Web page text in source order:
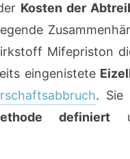
Kosten der
Mifepriston
eingenistete
. Sie
definiert